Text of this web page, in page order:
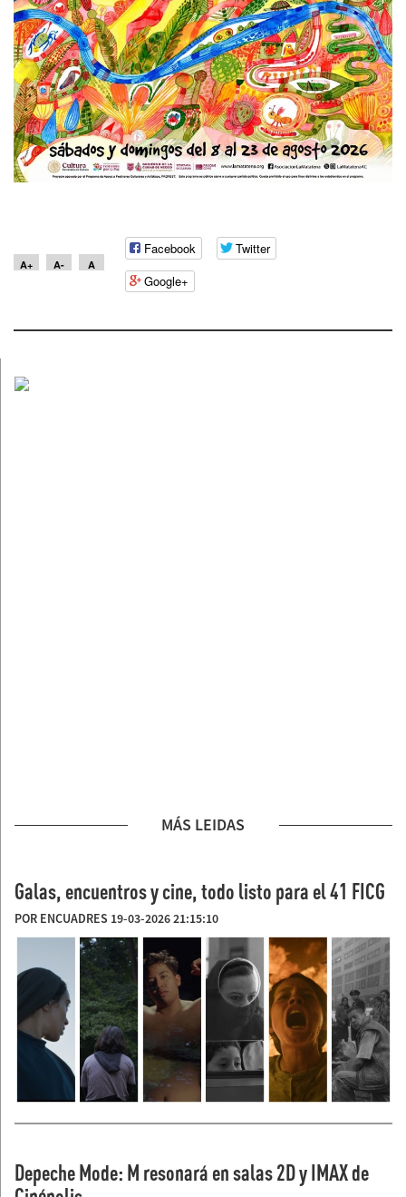
A+ A- A
Facebook
Twitter
Google+
MÁS LEIDAS
Galas, encuentros y cine, todo listo para el 41 FICG
POR ENCUADRES 19-03-2026 21:15:10
Depeche Mode: M resonará en salas 2D y IMAX de